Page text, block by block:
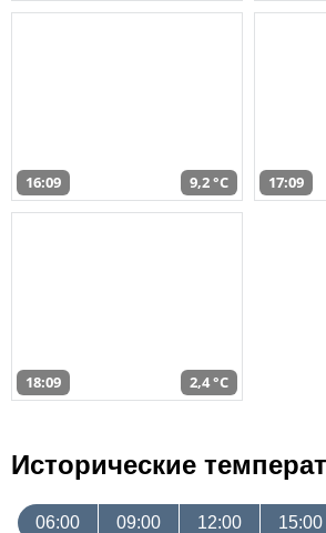
16:09 9,2 °C 17:09
18:09 2,4 °C
Исторические
06:00 09:00 12:00 15:00